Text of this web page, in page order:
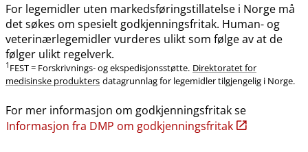
For legemidler uten markedsføringstillatelse i Norge må
det søkes om spesielt godkjenningsfritak. Human- og
veterinærlegemidler vurderes ulikt som følge av at de
følger ulikt regelverk.
1 FEST = Forskrivnings- og ekspedisjonsstøtte. Direktoratet for
medisinske produkters datagrunnlag for legemidler tilgjengelig i Norge.
For mer informasjon om godkjenningsfritak se
Informasjon fra DMP om godkjenningsfritak